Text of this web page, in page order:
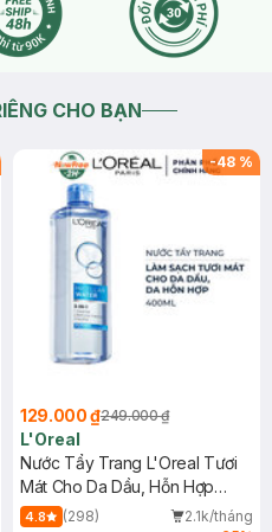
CHO BẠN
-48 %
129.000 ₫249.000 ₫
L'Oreal
Nước Tẩy Trang L'Oreal Tươi
Mát Cho Da Dầu, Hỗn Hợp
400ml
4.8 (298)
2.1k/tháng